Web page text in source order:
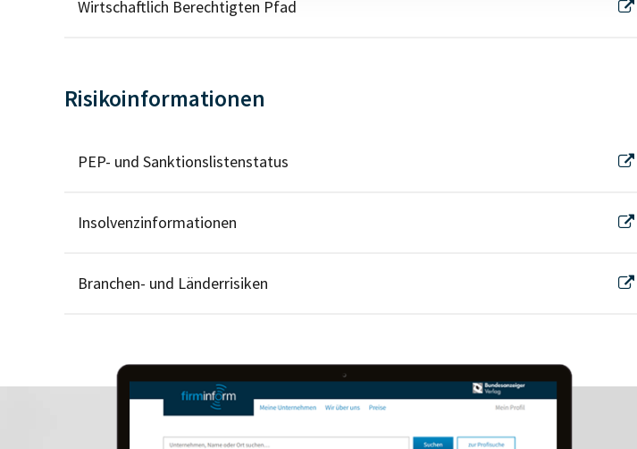
Wirtschaftlich Berechtigten Pfad
Risikoinformationen
PEP- und Sanktionslistenstatus
Insolvenzinformationen
Branchen- und Länderrisiken